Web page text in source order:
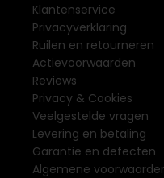
Klantenservice
Privacyverklaring
Ruilen en retourneren
Actievoorwaarden
Reviews
Privacy & Cookies
Veelgestelde vragen
Levering en betaling
Garantie en defecten
Algemene